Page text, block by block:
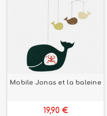
Mobile Jonas et la baleine
19,90 €